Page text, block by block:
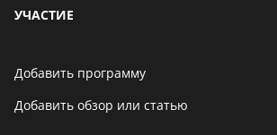
УЧАСТИЕ
Добавить программу
Добавить обзор или статью